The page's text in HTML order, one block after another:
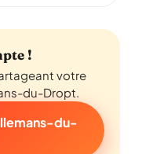
!
votre
du-Dropt.
du-